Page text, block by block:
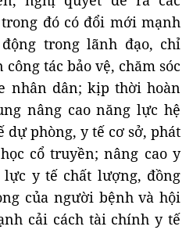
đó có đổi mới mạnh
trong lãnh đạo, chỉ
tác bảo vệ, chăm sóc
nhân dân; kịp thời hoàn
nâng cao năng lực hệ
dự phòng, y tế cơ sở, phát
cổ truyền; nâng cao y
y tế chất lượng, đồng
của người bệnh và hội
cải cách tài chính y tế